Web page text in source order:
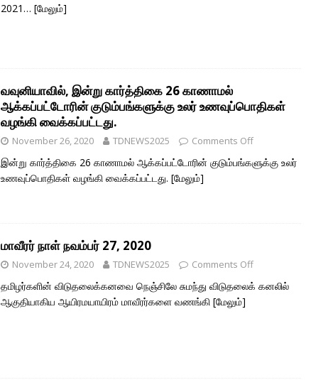
2021… [மேலும்]
வவுனியாவில், இன்று கார்த்திகை 26 காணாமல்
ஆக்கப்பட்டோரின் குடும்பங்களுக்கு உலர் உணவுப்பொதிகள்
வழங்கி வைக்கப்பட்டது.
November 26, 2020 TDNEWS2025 Comments Off
இன்று கார்த்திகை 26 காணாமல் ஆக்கப்பட்டோரின் குடும்பங்களுக்கு உலர்
உணவுப்பொதிகள் வழங்கி வைக்கப்பட்டது. [மேலும்]
மாவீரர் நாள் நவம்பர் 27, 2020
November 24, 2020 TDNEWS2025 Comments Off
தமிழர்களின் விடுதலைக்கனவை நெஞ்சிலே சுமந்து விடுதலைக் கனலில்
ஆகுதியாகிய ஆயிரமயாயிரம் மாவீரர்களை வணங்கி [மேலும்]